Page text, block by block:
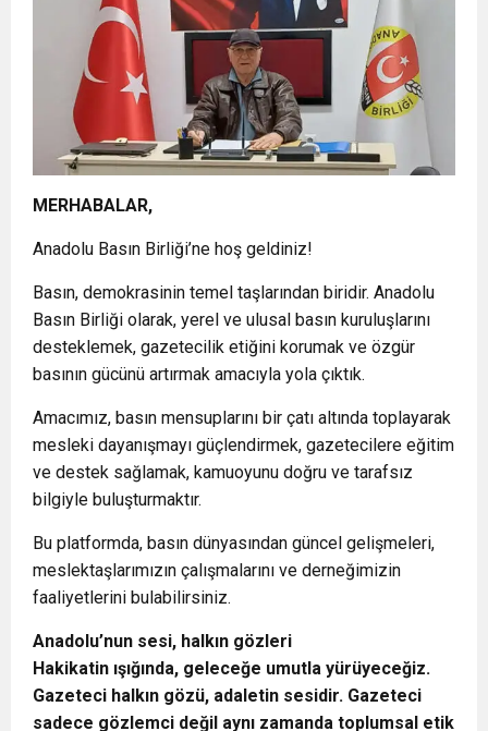
DUYURUSU : TFF YARGIDA
Naser Mohabbeti’nin Ardından…
Devlet mi, Örgüt mü?
MERHABALAR,
Anadolu Basın Birliği’ne hoş geldiniz!
Basın, demokrasinin temel taşlarından biridir. Anadolu
Basın Birliği olarak, yerel ve ulusal basın kuruluşlarını
desteklemek, gazetecilik etiğini korumak ve özgür
basının gücünü artırmak amacıyla yola çıktık.
Amacımız, basın mensuplarını bir çatı altında toplayarak
mesleki dayanışmayı güçlendirmek, gazetecilere eğitim
ve destek sağlamak, kamuoyunu doğru ve tarafsız
bilgiyle buluşturmaktır.
Bu platformda, basın dünyasından güncel gelişmeleri,
meslektaşlarımızın çalışmalarını ve derneğimizin
faaliyetlerini bulabilirsiniz.
Anadolu’nun sesi, halkın gözleri
Hakikatin ışığında, geleceğe umutla yürüyeceğiz.
Gazeteci halkın gözü, adaletin sesidir. Gazeteci
sadece gözlemci değil aynı zamanda toplumsal etik